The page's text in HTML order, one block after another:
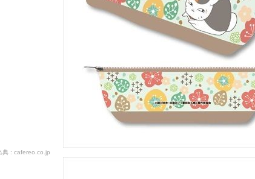
cafereo.co.jp